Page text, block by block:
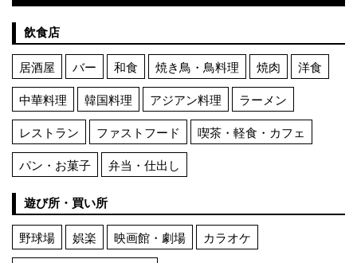
飲食店
居酒屋 バー 和食 焼き鳥・鳥料理 焼肉
洋食
中華料理
韓国料理 アジアン料理
ラーメン
レストラン
ファストフード
喫茶・軽食・カフェ
パン・お菓子
弁当・仕出し
遊び所・買い所
野球場 娯楽 映画館・劇場
カラオケ